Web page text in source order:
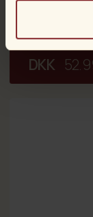
Mercury
DKK